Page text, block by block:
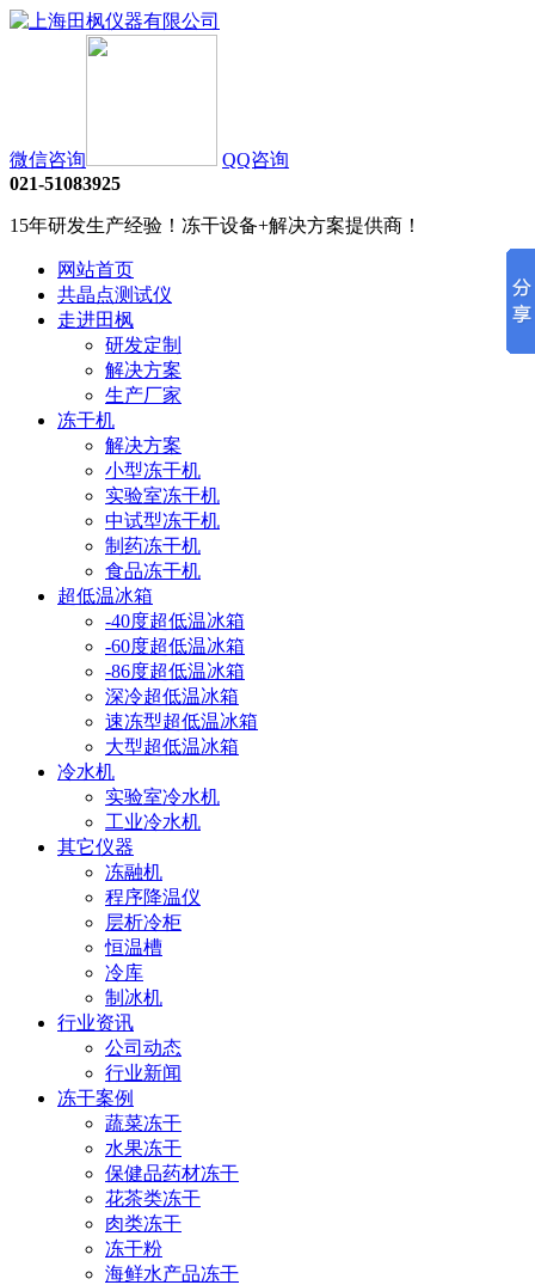
微信咨询
QQ咨询
021-51083925
15年研发生产经验！冻干设备+解决方案提供商！
网站首页
共晶点测试仪
走进田枫
研发定制
解决方案
生产厂家
冻干机
解决方案
小型冻干机
实验室冻干机
中试型冻干机
制药冻干机
食品冻干机
超低温冰箱
-40度超低温冰箱
-60度超低温冰箱
-86度超低温冰箱
深冷超低温冰箱
速冻型超低温冰箱
大型超低温冰箱
冷水机
实验室冷水机
工业冷水机
其它仪器
冻融机
程序降温仪
层析冷柜
恒温槽
冷库
制冰机
行业资讯
公司动态
行业新闻
冻干案例
蔬菜冻干
水果冻干
保健品药材冻干
花茶类冻干
肉类冻干
冻干粉
海鲜水产品冻干